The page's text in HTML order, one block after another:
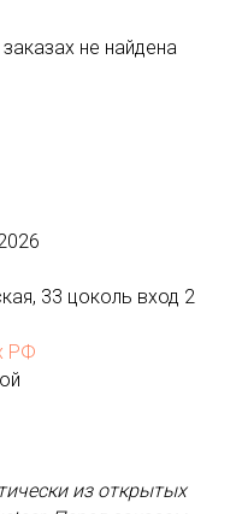
не найдена
33 цоколь вход 2
РФ
из открытых